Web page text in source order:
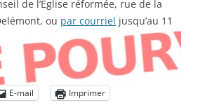
de l’Église réformée, rue de la
ou par courriel jusqu’au 11
E-mail
Imprimer